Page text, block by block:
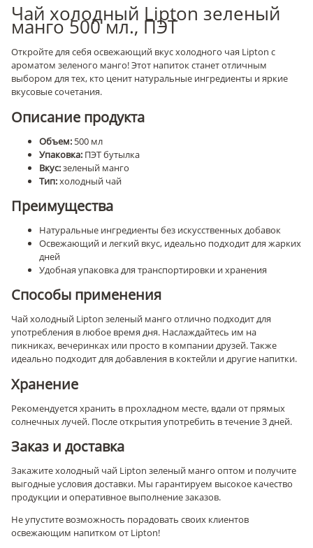
Чай холодный Lipton зеленый
манго 500 мл., ПЭТ
Откройте для себя освежающий вкус холодного чая Lipton с
ароматом зеленого манго! Этот напиток станет отличным
выбором для тех, кто ценит натуральные ингредиенты и яркие
вкусовые сочетания.
Описание продукта
Объем: 500 мл
Упаковка: ПЭТ бутылка
Вкус:зеленый манго
Тип:холодный чай
Преимущества
Натуральные ингредиенты без искусственных добавок
Освежающий и легкий вкус, идеально подходит для жарких
дней
Удобная упаковка для транспортировки и хранения
Способы применения
Чай холодный Lipton зеленый манго отлично подходит для
употребления в любое время дня. Наслаждайтесь им на
пикниках, вечеринках или просто в компании друзей. Также
идеально подходит для добавления в коктейли и другие напитки.
Хранение
Рекомендуется хранить в прохладном месте, вдали от прямых
солнечных лучей. После открытия употребить в течение 3 дней.
Заказ и доставка
Закажите холодный чай Lipton зеленый манго оптом и получите
выгодные условия доставки. Мы гарантируем высокое качество
продукции и оперативное выполнение заказов.
Не упустите возможность порадовать своих клиентов
освежающим напитком от Lipton!